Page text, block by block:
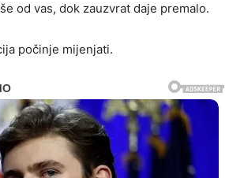
od vas, dok zauzvrat daje premalo.
počinje mijenjati.